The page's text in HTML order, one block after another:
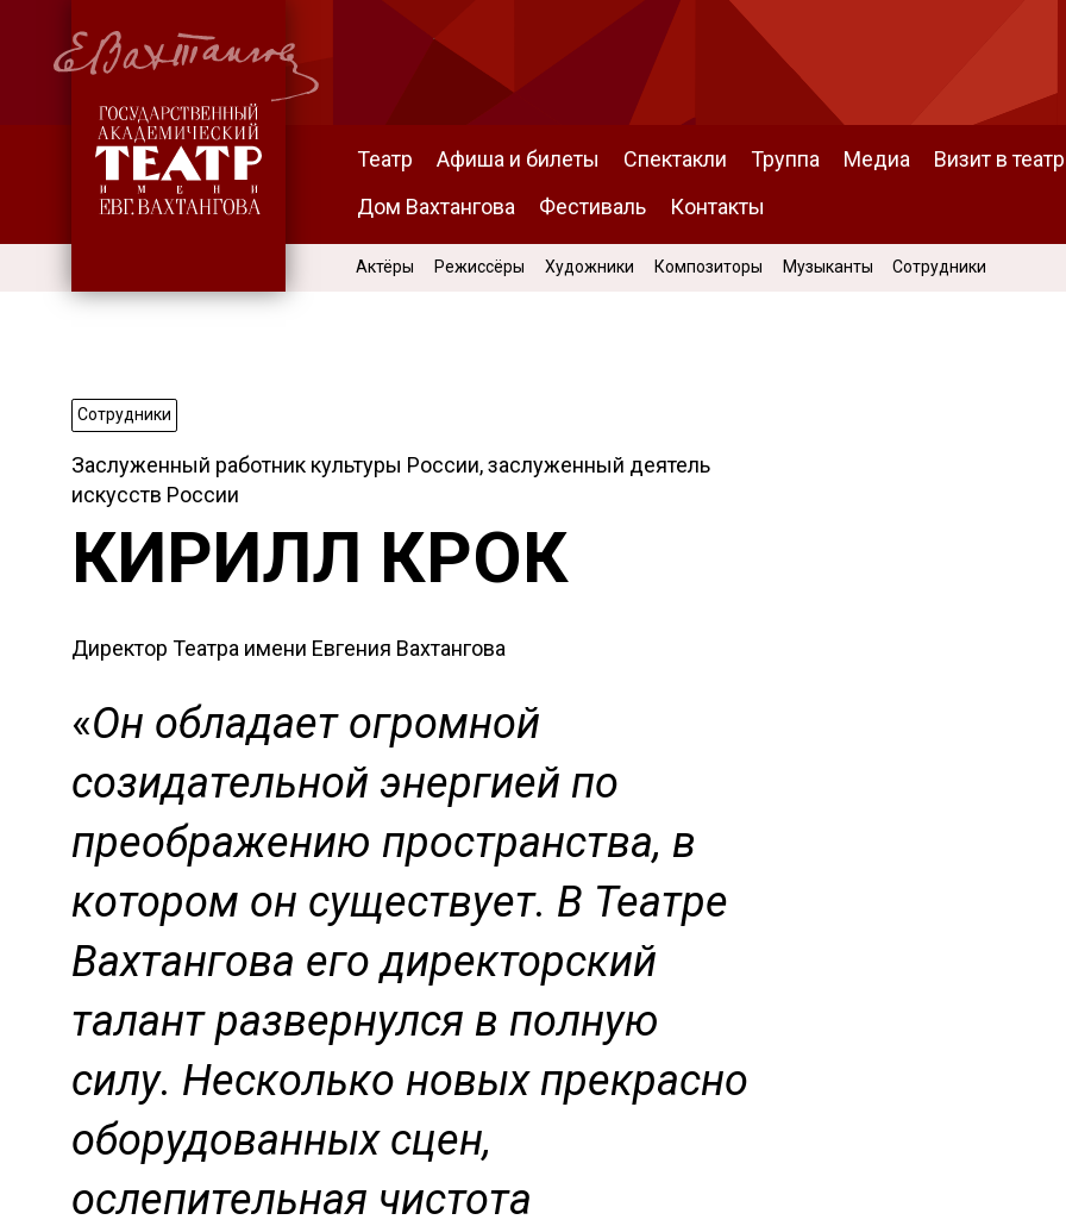
Театр Афиша и билеты Спектакли Труппа Медиа Визит в театр
Дом Вахтангова
Фестиваль Контакты
Актёры Режиссёры Художники Композиторы Музыканты Сотрудники
Сотрудники
Заслуженный работник культуры России, заслуженный деятель
искусств России
КИРИЛЛ КРОК
Директор Театра имени Евгения Вахтангова
«Он обладает огромной
созидательной энергией по
преображению пространства, в
котором он существует. В Театре
Вахтангова его директорский
талант развернулся в полную
силу. Несколько новых прекрасно
оборудованных сцен,
ослепительная чистота